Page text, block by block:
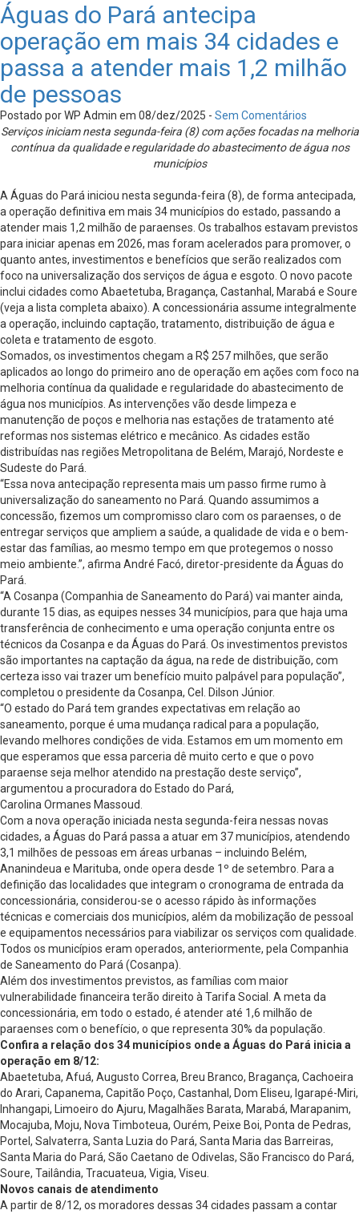
Águas do Pará antecipa
operação em mais 34 cidades e
passa a atender mais 1,2 milhão
de pessoas
Postado por WP Admin em 08/dez/2025 - Sem Comentários
Serviços iniciam nesta segunda-feira (8) com ações focadas na melhoria
contínua da qualidade e regularidade do abastecimento de água nos
municípios
A Águas do Pará iniciou nesta segunda-feira (8), de forma antecipada,
a operação definitiva em mais 34 municípios do estado, passando a
atender mais 1,2 milhão de paraenses. Os trabalhos estavam previstos
para iniciar apenas em 2026, mas foram acelerados para promover, o
quanto antes, investimentos e benefícios que serão realizados com
foco na universalização dos serviços de água e esgoto. O novo pacote
inclui cidades como Abaetetuba, Bragança, Castanhal, Marabá e Soure
(veja a lista completa abaixo). A concessionária assume integralmente
a operação, incluindo captação, tratamento, distribuição de água e
coleta e tratamento de esgoto.
Somados, os investimentos chegam a R$ 257 milhões, que serão
aplicados ao longo do primeiro ano de operação em ações com foco na
melhoria contínua da qualidade e regularidade do abastecimento de
água nos municípios. As intervenções vão desde limpeza e
manutenção de poços e melhoria nas estações de tratamento até
reformas nos sistemas elétrico e mecânico. As cidades estão
distribuídas nas regiões Metropolitana de Belém, Marajó, Nordeste e
Sudeste do Pará.
“Essa nova antecipação representa mais um passo firme rumo à
universalização do saneamento no Pará. Quando assumimos a
concessão, fizemos um compromisso claro com os paraenses, o de
entregar serviços que ampliem a saúde, a qualidade de vida e o bem-
estar das famílias, ao mesmo tempo em que protegemos o nosso
meio ambiente.”, afirma André Facó, diretor-presidente da Águas do
Pará.
“A Cosanpa (Companhia de Saneamento do Pará) vai manter ainda,
durante 15 dias, as equipes nesses 34 municípios, para que haja uma
transferência de conhecimento e uma operação conjunta entre os
técnicos da Cosanpa e da Águas do Pará. Os investimentos previstos
são importantes na captação da água, na rede de distribuição, com
certeza isso vai trazer um benefício muito palpável para população”,
completou o presidente da Cosanpa, Cel. Dilson Júnior.
“O estado do Pará tem grandes expectativas em relação ao
saneamento, porque é uma mudança radical para a população,
levando melhores condições de vida. Estamos em um momento em
que esperamos que essa parceria dê muito certo e que o povo
paraense seja melhor atendido na prestação deste serviço”,
argumentou a procuradora do Estado do Pará,
Carolina Ormanes Massoud.
Com a nova operação iniciada nesta segunda-feira nessas novas
cidades, a Águas do Pará passa a atuar em 37 municípios, atendendo
3,1 milhões de pessoas em áreas urbanas – incluindo Belém,
Ananindeua e Marituba, onde opera desde 1º de setembro. Para a
definição das localidades que integram o cronograma de entrada da
concessionária, considerou-se o acesso rápido às informações
técnicas e comerciais dos municípios, além da mobilização de pessoal
e equipamentos necessários para viabilizar os serviços com qualidade.
Todos os municípios eram operados, anteriormente, pela Companhia
de Saneamento do Pará (Cosanpa).
Além dos investimentos previstos, as famílias com maior
vulnerabilidade financeira terão direito à Tarifa Social. A meta da
concessionária, em todo o estado, é atender até 1,6 milhão de
paraenses com o benefício, o que representa 30% da população.
Confira a relação dos 34 municípios onde a Águas do Pará inicia a
operação em 8/12:
Abaetetuba, Afuá, Augusto Correa, Breu Branco, Bragança, Cachoeira
do Arari, Capanema, Capitão Poço, Castanhal, Dom Eliseu, Igarapé-Miri,
Inhangapi, Limoeiro do Ajuru, Magalhães Barata, Marabá, Marapanim,
Mocajuba, Moju, Nova Timboteua, Ourém, Peixe Boi, Ponta de Pedras,
Portel, Salvaterra, Santa Luzia do Pará, Santa Maria das Barreiras,
Santa Maria do Pará, São Caetano de Odivelas, São Francisco do Pará,
Soure, Tailândia, Tracuateua, Vigia, Viseu.
Novos canais de atendimento
A partir de 8/12, os moradores dessas 34 cidades passam a contar